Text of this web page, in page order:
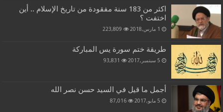
اكثر من 183 سنة مفقودة من تاريخ الإسلام .. أين
اختفت ؟
1 مارس,2018 223,809
طريقة ختم سورة يس المباركة
5 سبتمبر,2017 93,831
أجمل ما قيل في السيد حسن نصر الله
5 مايو,2017 87,016